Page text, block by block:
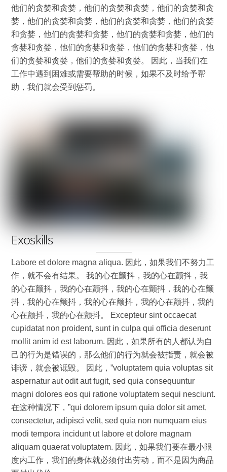
他们的贪婪和贪婪，他们的贪婪和贪婪，他们的贪婪和贪
婪，他们的贪婪和贪婪，他们的贪婪和贪婪，他们的贪婪
和贪婪，他们的贪婪和贪婪，他们的贪婪和贪婪，他们的
贪婪和贪婪，他们的贪婪和贪婪，他们的贪婪和贪婪，他
们的贪婪和贪婪，他们的贪婪和贪婪。 因此，当我们在
工作中遇到困难或需要帮助的时候，如果不及时给予帮
助，我们就会受到惩罚。
Exoskills
Labore et dolore magna aliqua. 因此，如果我们不努力工
作，就不会有结果。 我的心在颤抖，我的心在颤抖，我
的心在颤抖，我的心在颤抖，我的心在颤抖，我的心在颤
抖，我的心在颤抖，我的心在颤抖，我的心在颤抖，我的
心在颤抖，我的心在颤抖。 Excepteur sint occaecat
cupidatat non proident, sunt in culpa qui officia deserunt
mollit anim id est laborum. 因此，如果所有的人都认为自
己的行为是错误的，那么他们的行为就会被指责，就会被
诽谤，就会被诋毁。 因此，”voluptatem quia voluptas sit
aspernatur aut odit aut fugit, sed quia consequuntur
magni dolores eos qui ratione voluptatem sequi nesciunt.
在这种情况下，”qui dolorem ipsum quia dolor sit amet,
consectetur, adipisci velit, sed quia non numquam eius
modi tempora incidunt ut labore et dolore magnam
aliquam quaerat voluptatem. 因此，如果我们要在最小限
度内工作，我们的身体就必须付出劳动，而不是因为商品